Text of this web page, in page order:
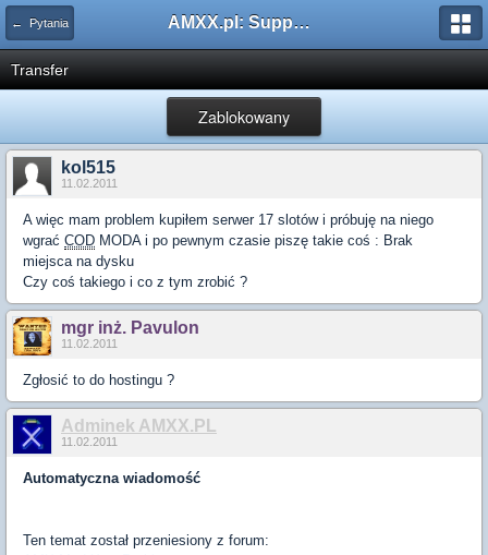
← Pytania AMXX.pl: Support AMX Mod X i SourceMod
Transfer
Zablokowany
kol515
11.02.2011
A więc mam problem kupiłem serwer 17 slotów i próbuję na niego
wgrać COD MODA i po pewnym czasie piszę takie coś : Brak
miejsca na dysku
Czy coś takiego i co z tym zrobić ?
mgr inż. Pavulon
11.02.2011
Zgłosić to do hostingu ?
Adminek AMXX.PL
11.02.2011
Automatyczna wiadomość
Ten temat został przeniesiony z forum: